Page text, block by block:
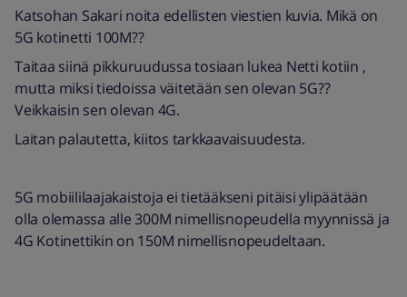
Katsohan Sakari noita edellisten viestien kuvia. Mikä on
5G kotinetti 100M??
Taitaa siinä pikkuruudussa tosiaan lukea Netti kotiin ,
mutta miksi tiedoissa väitetään sen olevan 5G??
Veikkaisin sen olevan 4G.
Laitan palautetta, kiitos tarkkaavaisuudesta.
5G mobiililaajakaistoja ei tietääkseni pitäisi ylipäätään
olla olemassa alle 300M nimellisnopeudella myynnissä ja
4G Kotinettikin on 150M nimellisnopeudeltaan.